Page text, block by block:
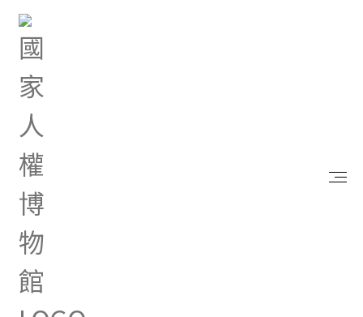
首頁
加！
Jun 02, 2026 |
議」分區論壇，歡迎參加！